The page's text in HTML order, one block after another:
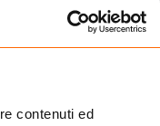
contenuti ed
la vendita online di